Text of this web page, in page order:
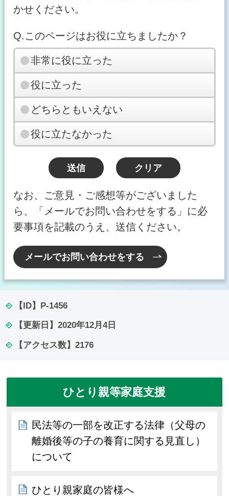
かせください。
Q.このページはお役に立ちましたか？
非常に役に立った
役に立った
どちらともいえない
役に立たなかった
なお、ご意見・ご感想等がございました
ら、「メールでお問い合わせをする」に必
要事項を記載のうえ、送信ください。
メールでお問い合わせをする
【ID】 P-1456
【更新日】 2020年12月4日
【アクセス数】 2176
ひとり親等家庭支援
民法等の一部を改正する法律（父母の
離婚後等の子の養育に関する見直し）
について
ひとり親家庭の皆様へ